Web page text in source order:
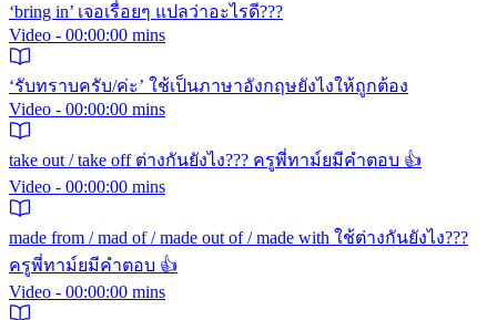
‘bring in’ เจอเรื่อยๆ แปลว่าอะไรดี???
Video - 00:00:00 mins
‘รับทราบครับ/ค่ะ’ ใช้เป็นภาษาอังกฤษยังไงให้ถูกต้อง
Video - 00:00:00 mins
take out / take off ต่างกันยังไง??? ครูพี่ทาม์ยมีคำตอบ 👍
Video - 00:00:00 mins
made from / mad of / made out of / made with ใช้ต่างกันยังไง???
ครูพี่ทาม์ยมีคำตอบ 👍
Video - 00:00:00 mins